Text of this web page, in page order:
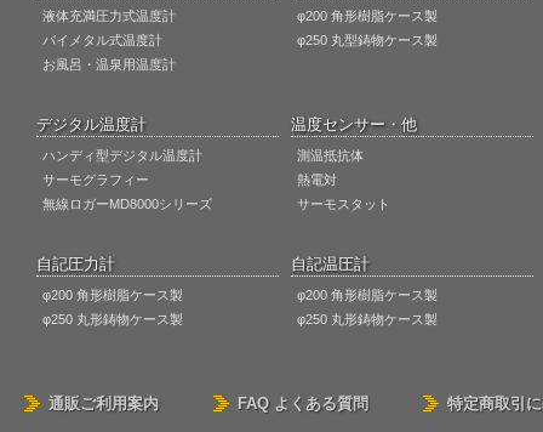
液体充満圧力式温度計
バイメタル式温度計
お風呂・温泉用温度計
φ200 角形樹脂ケース製
φ250 丸型鋳物ケース製
デジタル温度計
ハンディ型デジタル温度計
サーモグラフィー
無線ロガーMD8000シリーズ
温度センサー・他
測温抵抗体
熱電対
サーモスタット
自記圧力計
φ200 角形樹脂ケース製
φ250 丸形鋳物ケース製
自記温圧計
φ200 角形樹脂ケース製
φ250 丸形鋳物ケース製
通販ご利用案内 FAQ よくある質問 特定商取引